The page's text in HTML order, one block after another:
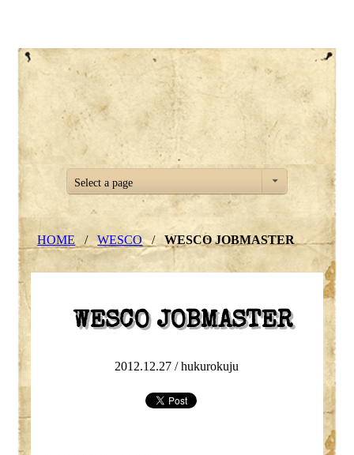
Select a page
HOME / WESCO / WESCO JOBMASTER
WESCO JOBMASTER
2012.12.27 /hukurokuju